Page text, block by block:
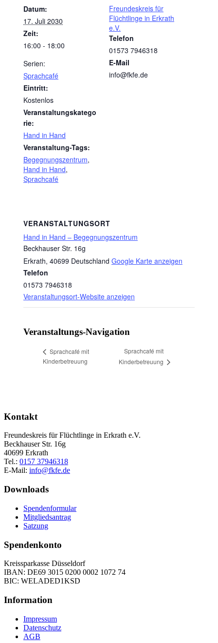
Datum:
17. Juli 2030
Zeit:
16:00 - 18:00
Serien:
Sprachcafé
Eintritt:
Kostenlos
Veranstaltungskatego
rie:
Hand in Hand
Veranstaltung-Tags:
Begegnungszentrum,
Hand in Hand,
Sprachcafé
Freundeskreis für
Flüchtlinge in Erkrath
e.V.
Telefon
01573 7946318
E-Mail
info@fkfe.de
VERANSTALTUNGSORT
Hand in Hand – Begegnungszentrum
Beckhauser Str. 16g
Erkrath, 40699 Deutschland Google Karte anzeigen
Telefon
01573 7946318
Veranstaltungsort-Website anzeigen
Veranstaltungs-Navigation
Sprachcafé mit
Kinderbetreuung
Sprachcafé mit
Kinderbetreuung
Kontakt
Freundeskreis für Flüchtlinge in Erkrath e.V.
Beckhauser Str. 16g
40699 Erkrath
Tel.: 0157 37946318
E-Mail: info@fkfe.de
Downloads
Spendenformular
Mitgliedsantrag
Satzung
Spendenkonto
Kreissparkasse Düsseldorf
IBAN: DE69 3015 0200 0002 1072 74
BIC: WELADED1KSD
Information
Impressum
Datenschutz
AGB